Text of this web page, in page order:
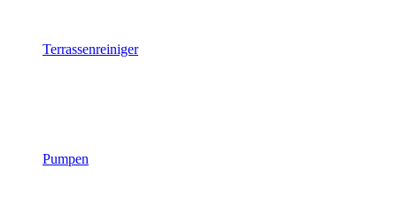
Terrassenreiniger
Pumpen